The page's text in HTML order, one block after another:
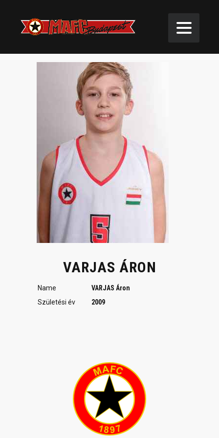
VARJAS ÁRON
Name
VARJAS Áron
Születési év
2009